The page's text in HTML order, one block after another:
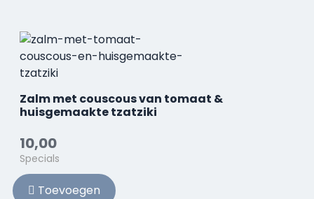
Zalm met couscous van tomaat &
huisgemaakte tzatziki
10,00
Specials
Toevoegen